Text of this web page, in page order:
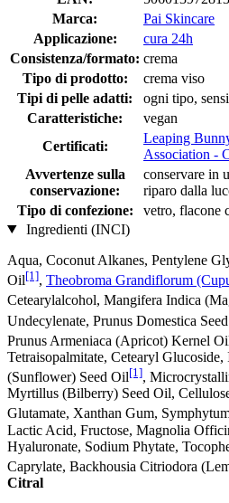
Marca:
Pai Skincare
Applicazione:
cura 24h
Consistenza/formato: crema
Tipo di prodotto:
crema viso
Tipi di pelle adatti:
ogni tipo,
Caratteristiche:
vegan
Certificati:
Leaping
Association -
Avvertenze sulla
conservazione:
conservare in
riparo dalla
Tipo di confezione:
vetro, flacone
Ingredienti (INCI)
Aqua, Coconut Alkanes, Pentylene
Oil[1], Theobroma Grandiflorum
Cetearylalcohol, Mangifera Indica
Undecylenate, Prunus Domestica
Prunus Armeniaca (Apricot) Kernel
Tetraisopalmitate, Cetearyl
(Sunflower) Seed Oil[1],
Myrtillus (Bilberry) Seed Oil,
Glutamate, Xanthan Gum,
Lactic Acid, Fructose, Magnolia
Hyaluronate, Sodium Phytate,
Caprylate, Backhousia Citriodora
Citral